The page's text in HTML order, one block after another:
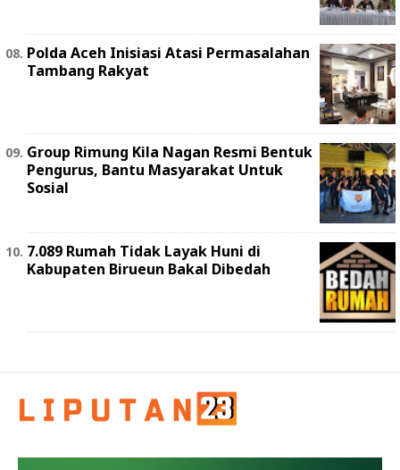
Polda Aceh Inisiasi Atasi Permasalahan
Tambang Rakyat
Group Rimung Kila Nagan Resmi Bentuk
Pengurus, Bantu Masyarakat Untuk
Sosial
7.089 Rumah Tidak Layak Huni di
Kabupaten Birueun Bakal Dibedah